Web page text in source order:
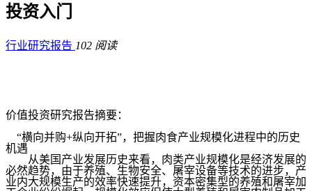
投资入门
行业研究报告 102 阅读
价值投资研究报告摘要：
“横向并购+纵向开拓”，把握肉食产业规模化进程中的历史
机遇
从美国产业发展历史来看，肉类产业规模化是经济发展的
必然趋势，由于养殖、生物安全、屠宰设备等技术的进步，产
业内大规模生产的效率快速提升，资本密集型的养殖和屠宰加